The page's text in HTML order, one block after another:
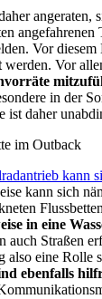
angeraten,
angefahrenen
Vor
werden. Vor
in der
ist daher
kann
kann sich
Flussbetten
in eine
auch Straßen
also eine Rolle
ebenfalls